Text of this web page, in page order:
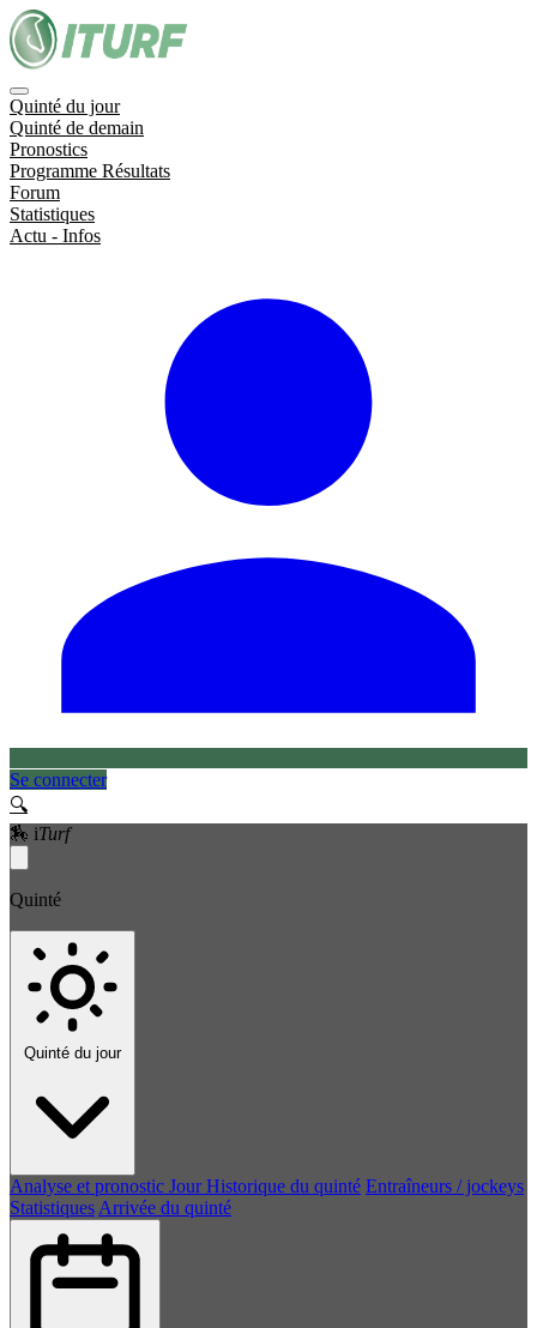
Quinté du jour
Quinté de demain
Pronostics
Programme Résultats
Forum
Statistiques
Actu - Infos
Se connecter
🔍
🏇 iTurf
Quinté
Quinté du jour
Analyse et pronostic Jour Historique du quinté Entraîneurs / jockeys
Statistiques Arrivée du quinté